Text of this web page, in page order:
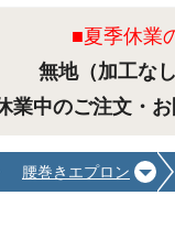
■夏季休業
無地（加工な
業中のご注文・
腰巻きエプロン